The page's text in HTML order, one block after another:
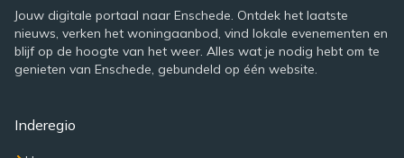
Jouw digitale portaal naar Enschede. Ontdek het laatste
nieuws, verken het woningaanbod, vind lokale evenementen en
blijf op de hoogte van het weer. Alles wat je nodig hebt om te
genieten van Enschede, gebundeld op één website.
Inderegio